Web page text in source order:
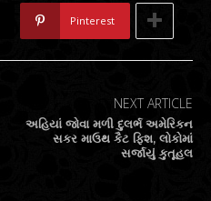
Pinterest
NEXT ARTICLE
અહિયાં જોવા મળી દુલર્ભ અમેરિકન
સકર માઉથ કૈટ ફિશ, લોકોમાં
સર્જાયું કુતૂહલ